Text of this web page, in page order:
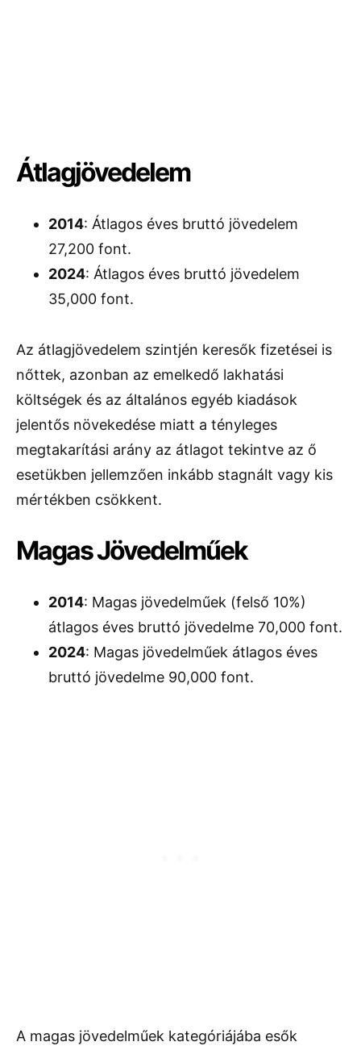
Átlagjövedelem
2014: Átlagos éves bruttó jövedelem
27,200 font.
2024: Átlagos éves bruttó jövedelem
35,000 font.
Az átlagjövedelem szintjén keresők fizetései is
nőttek, azonban az emelkedő lakhatási
költségek és az általános egyéb kiadások
jelentős növekedése miatt a tényleges
megtakarítási arány az átlagot tekintve az ő
esetükben jellemzően inkább stagnált vagy kis
mértékben csökkent.
Magas Jövedelműek
2014: Magas jövedelműek (felső 10%)
átlagos éves bruttó jövedelme 70,000 font.
2024: Magas jövedelműek átlagos éves
bruttó jövedelme 90,000 font.
A magas jövedelműek kategóriájába esők